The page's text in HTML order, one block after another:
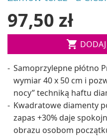
97,50 zł

Samoprzylepne płótno
wymiar 40 x 50 cm i
nocy” techniką haftu
Kwadratowe diamenty
zapas +30% daje
obrazu osobom